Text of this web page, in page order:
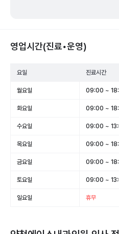
영업시간(진료•운영)
요일 진료시간
월요일 09:00 ~
화요일 09:00 ~
수요일 09:00 ~
목요일 09:00 ~
금요일 09:00 ~
토요일 09:00 ~
일요일 휴무